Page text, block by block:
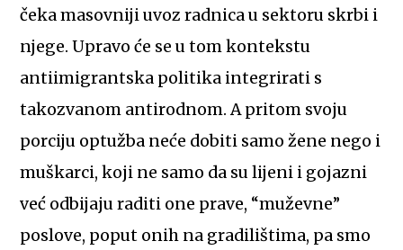
čeka masovniji uvoz radnica u sektoru skrbi i
njege. Upravo će se u tom kontekstu
antiimigrantska politika integrirati s
takozvanom antirodnom. A pritom svoju
porciju optužba neće dobiti samo žene nego i
muškarci, koji ne samo da su lijeni i gojazni
već odbijaju raditi one prave, “muževne”
poslove, poput onih na gradilištima, pa smo